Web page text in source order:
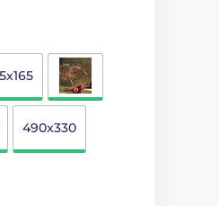
490x330